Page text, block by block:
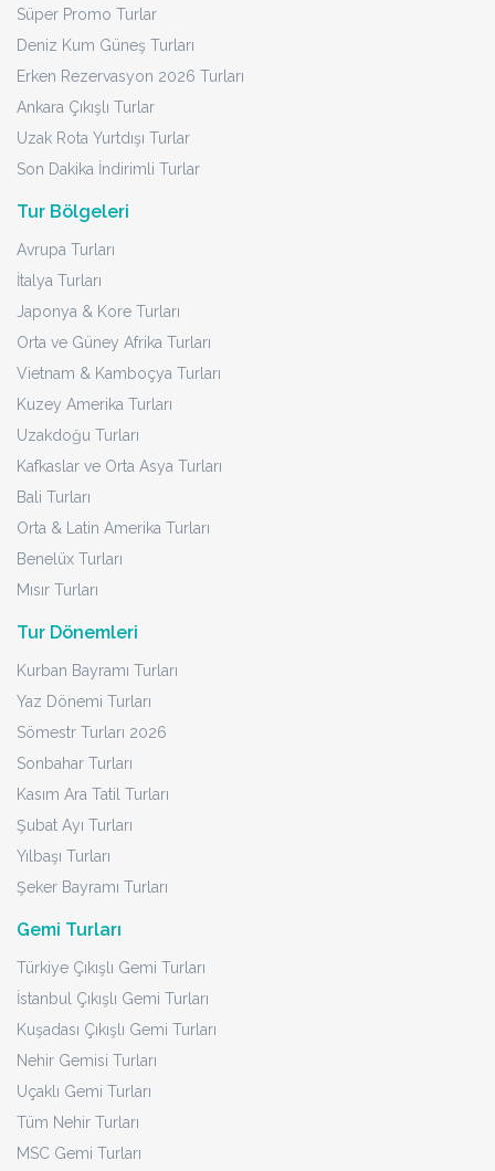
Süper Promo Turlar
Deniz Kum Güneş Turları
Erken Rezervasyon 2026 Turları
Ankara Çıkışlı Turlar
Uzak Rota Yurtdışı Turlar
Son Dakika İndirimli Turlar
Tur Bölgeleri
Avrupa Turları
İtalya Turları
Japonya & Kore Turları
Orta ve Güney Afrika Turları
Vietnam & Kamboçya Turları
Kuzey Amerika Turları
Uzakdoğu Turları
Kafkaslar ve Orta Asya Turları
Bali Turları
Orta & Latin Amerika Turları
Benelüx Turları
Mısır Turları
Tur Dönemleri
Kurban Bayramı Turları
Yaz Dönemi Turları
Sömestr Turları 2026
Sonbahar Turları
Kasım Ara Tatil Turları
Şubat Ayı Turları
Yılbaşı Turları
Şeker Bayramı Turları
Gemi Turları
Türkiye Çıkışlı Gemi Turları
İstanbul Çıkışlı Gemi Turları
Kuşadası Çıkışlı Gemi Turları
Nehir Gemisi Turları
Uçaklı Gemi Turları
Tüm Nehir Turları
MSC Gemi Turları